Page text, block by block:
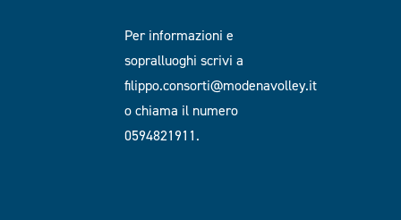
Per informazioni e
sopralluoghi scrivi a
filippo.consorti@modenavolley.it
o chiama il numero
0594821911.